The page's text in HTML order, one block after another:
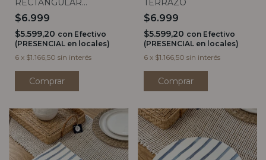
RECTANGULAR
TERRAZO
$6.999
$5.599,20 con Efectivo
(PRESENCIAL en locales)
6 x $1.166,50 sin interés
TERRAZO
$6.999
$5.599,20 con Efectivo
(PRESENCIAL en locales)
6 x $1.166,50 sin interés